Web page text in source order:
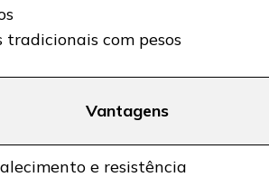
com pesos
Vantagens
e resistência